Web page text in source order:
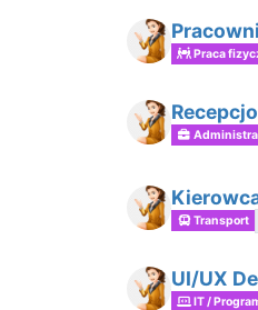
Praca
Transport
UI/UX
IT /